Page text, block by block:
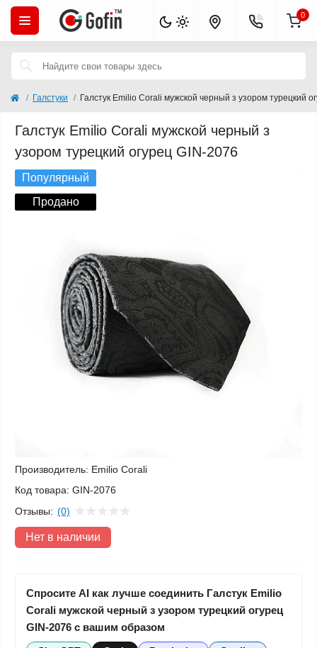
0
Галстуки Галстук Emilio Corali мужской черный з узором турецкий
Галстук Emilio Corali мужской черный з
узором турецкий огурец GIN-2076
Популярный
Продано
Производитель: Emilio Corali
Код товара: GIN-2076
Отзывы: (0)
Нет в наличии
Спросите AI как лучше соединить Галстук Emilio
Corali мужской черный з узором турецкий огурец
GIN-2076 с вашим образом